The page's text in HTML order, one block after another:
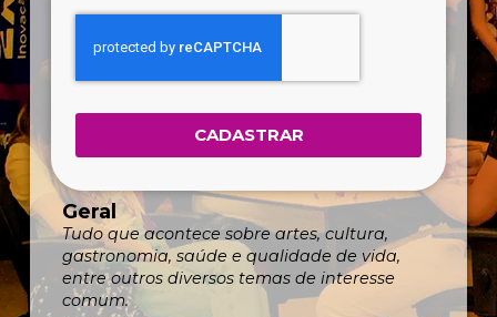
Geral
Tudo que acontece sobre artes, cultura,
gastronomia, saúde e qualidade de vida,
entre outros diversos temas de interesse
comum.
CADASTRAR